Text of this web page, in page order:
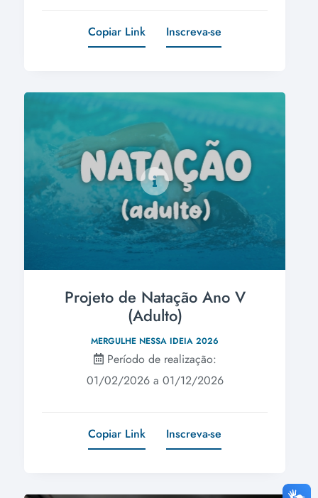
Copiar Link Inscreva-se
Projeto de Natação Ano V
(Adulto)
MERGULHE NESSA IDEIA 2026
Período de realização:
01/02/2026 a 01/12/2026
Copiar Link Inscreva-se